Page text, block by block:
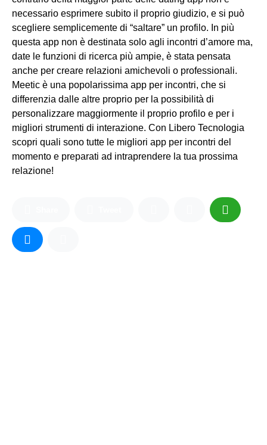
necessario esprimere subito il proprio giudizio, e si può
scegliere semplicemente di “saltare” un profilo. In più
questa app non è destinata solo agli incontri d’amore ma,
date le funzioni di ricerca più ampie, è stata pensata
anche per creare relazioni amichevoli o professionali.
Meetic è una popolarissima app per incontri, che si
differenzia dalle altre proprio per la possibilità di
personalizzare maggiormente il proprio profilo e per i
migliori strumenti di interazione. Con Libero Tecnologia
scopri quali sono tutte le migliori app per incontri del
momento e preparati ad intraprendere la tua prossima
relazione!